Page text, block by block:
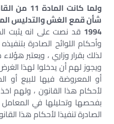
1994 قد نصت على انه يثبت
وأحكام اللوائح الصادرة
لذلك بقرار وزاري ، ويعتبر
ويجوز لهم أن يدخلوا لهذا
أو المعروضة فيها للبيع أو
لأحكام هذا القانون ، ولهم
بفحصها وتحليلها في المعامل
الصادرة تنفيذا لأحكام هذا